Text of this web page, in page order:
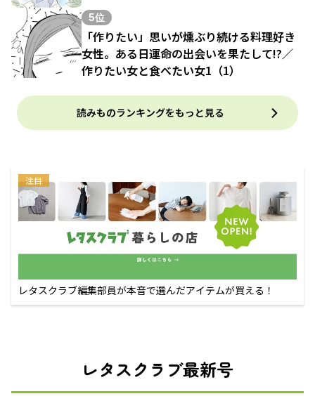
5位
「作りたい」思いが燻ぶり続ける料理好き
女性。ある日運命の出会いを果たして!?／
作りたい女と食べたい女1（1）
読みものランキングをもっと見る
注目
レタスクラブ編集部員が本音で選んだアイテムが買える！
レタスクラブ最新号